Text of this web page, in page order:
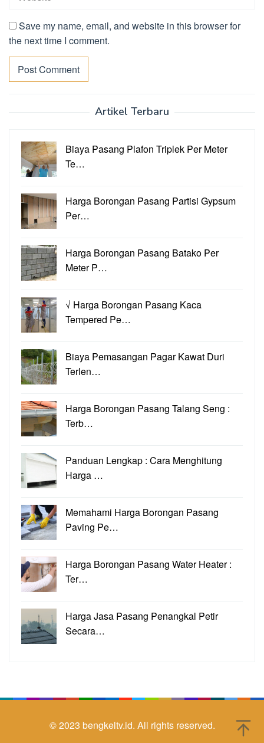
Save my name, email, and website in this browser for
the next time I comment.
Artikel Terbaru
Biaya Pasang Plafon Triplek Per Meter
Te…
Harga Borongan Pasang Partisi Gypsum
Per…
Harga Borongan Pasang Batako Per
Meter P…
√ Harga Borongan Pasang Kaca
Tempered Pe…
Biaya Pemasangan Pagar Kawat Duri
Terlen…
Harga Borongan Pasang Talang Seng :
Terb…
Panduan Lengkap : Cara Menghitung
Harga …
Memahami Harga Borongan Pasang
Paving Pe…
Harga Borongan Pasang Water Heater :
Ter…
Harga Jasa Pasang Penangkal Petir
Secara…
© 2023 bengkeltv.id. All rights reserved.